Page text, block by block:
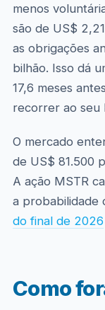
menos
são de US$
as obrigações
bilhão. Isso dá
17,6 meses
recorrer ao seu
O mercado
de US$ 81.500
A ação MSTR
a probabilidade
do final de 2026
Como